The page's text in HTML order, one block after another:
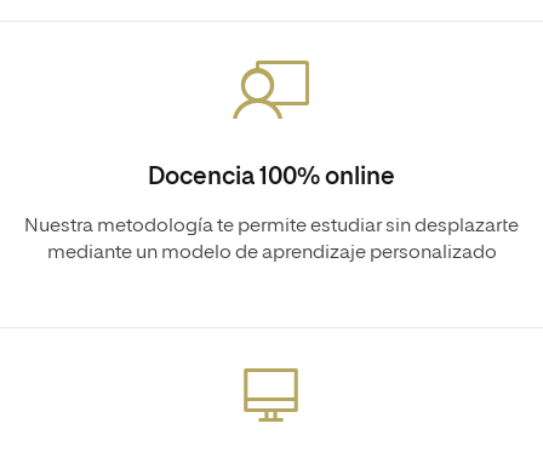
Docencia 100% online
Nuestra metodología te permite estudiar sin desplazarte
mediante un modelo de aprendizaje personalizado